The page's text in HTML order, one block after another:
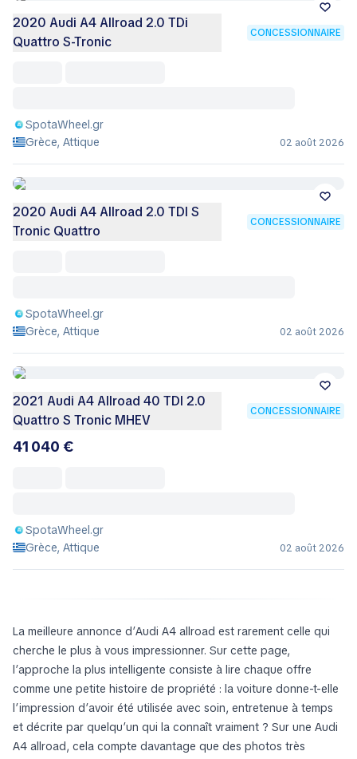
2020 Audi A4 Allroad 2.0 TDi
Quattro S-Tronic
CONCESSIONNAIRE
SpotaWheel.gr
Grèce, Attique
02 août 2026
2020 Audi A4 Allroad 2.0 TDI S
Tronic Quattro
CONCESSIONNAIRE
SpotaWheel.gr
Grèce, Attique
02 août 2026
2021 Audi A4 Allroad 40 TDI 2.0
Quattro S Tronic MHEV
CONCESSIONNAIRE
41 040 €
SpotaWheel.gr
Grèce, Attique
02 août 2026
La meilleure annonce d’Audi A4 allroad est rarement celle qui
cherche le plus à vous impressionner. Sur cette page,
l’approche la plus intelligente consiste à lire chaque offre
comme une petite histoire de propriété : la voiture donne-t-elle
l’impression d’avoir été utilisée avec soin, entretenue à temps
et décrite par quelqu’un qui la connaît vraiment ? Sur une Audi
A4 allroad, cela compte davantage que des photos très